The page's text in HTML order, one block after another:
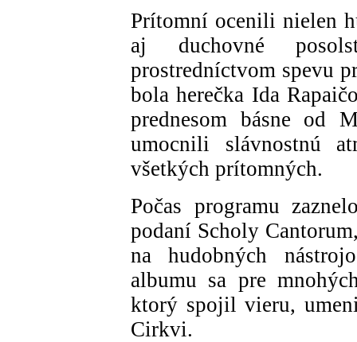
Prítomní ocenili nielen
aj duchovné
prostredníctvom spevu
bola herečka Ida
prednesom básne od
umocnili slávnostnú
všetkých prítomných.
Počas programu
podaní Scholy
na hudobných
albumu sa pre
ktorý spojil vieru,
Cirkvi.